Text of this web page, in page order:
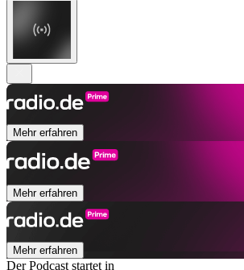
Mehr erfahren
Mehr erfahren
Mehr erfahren
Der Podcast startet in